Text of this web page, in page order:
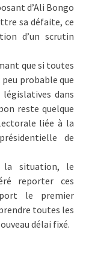
d’Ali Bongo
sa défaite, ce
d’un scrutin
que si toutes
probable que
dans
reste quelque
liée à la
de
la situation, le
reporter ces
le premier
toutes les
délai fixé.